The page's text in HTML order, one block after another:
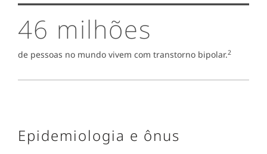
46 milhões
de pessoas no mundo vivem com transtorno bipolar.2
Epidemiologia e ônus